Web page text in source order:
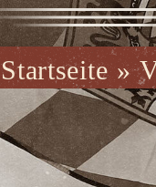
Startseite»